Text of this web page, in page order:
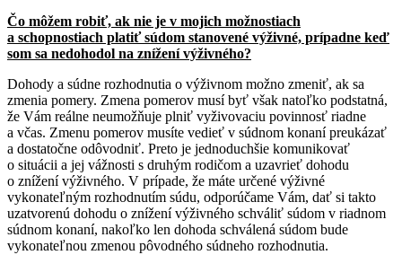
Čo môžem robiť, ak nie je v mojich možnostiach
a schopnostiach platiť súdom stanovené výživné, prípadne keď
som sa nedohodol na znížení výživného?
Dohody a súdne rozhodnutia o výživnom možno zmeniť, ak sa
zmenia pomery. Zmena pomerov musí byť však natoľko podstatná,
že Vám reálne neumožňuje plniť vyživovaciu povinnosť riadne
a včas. Zmenu pomerov musíte vedieť v súdnom konaní preukázať
a dostatočne odôvodniť. Preto je jednoduchšie komunikovať
o situácii a jej vážnosti s druhým rodičom a uzavrieť dohodu
o znížení výživného. V prípade, že máte určené výživné
vykonateľným rozhodnutím súdu, odporúčame Vám, dať si takto
uzatvorenú dohodu o znížení výživného schváliť súdom v riadnom
súdnom konaní, nakoľko len dohoda schválená súdom bude
vykonateľnou zmenou pôvodného súdneho rozhodnutia.